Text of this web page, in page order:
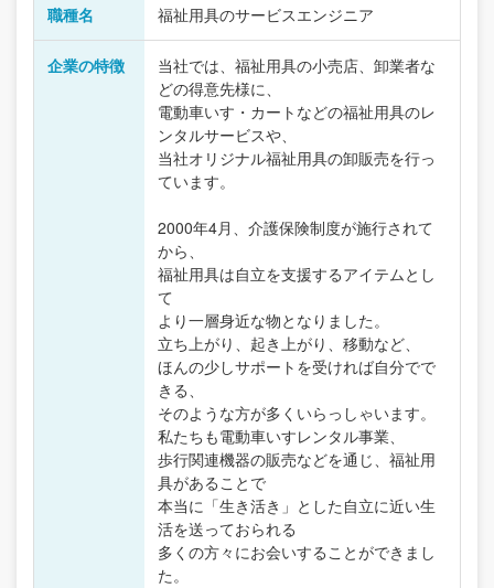
職種名 福祉用具のサービスエンジニア
企業の特徴
当社では、福祉用具の小売店、卸業者な
どの得意先様に、
電動車いす・カートなどの福祉用具のレ
ンタルサービスや、
当社オリジナル福祉用具の卸販売を行っ
ています。
2000年4月、介護保険制度が施行されて
から、
福祉用具は自立を支援するアイテムとし
て
より一層身近な物となりました。
立ち上がり、起き上がり、移動など、
ほんの少しサポートを受ければ自分でで
きる、
そのような方が多くいらっしゃいます。
私たちも電動車いすレンタル事業、
歩行関連機器の販売などを通じ、福祉用
具があることで
本当に「生き活き」とした自立に近い生
活を送っておられる
多くの方々にお会いすることができまし
た。